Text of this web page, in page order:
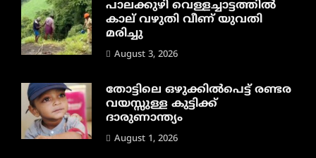
പാലക്കുഴി വെള്ളച്ചാട്ടത്തില്‍
കാല് വഴുതി വീണ് യുവതി
മരിച്ചു
August 3, 2026
തോട്ടിലെ ഒഴുക്കിൽപെട്ട് രണ്ടര
വയസ്സുള്ള കുട്ടിക്ക്
ദാരുണാന്ത്യം
August 1, 2026